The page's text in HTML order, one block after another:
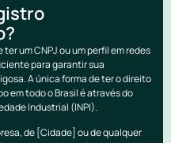
um CNPJ ou um perfil em redes
para garantir sua
A única forma de ter o direito
em todo o Brasil é através do
Industrial (INPI).
de [Cidade] ou de qualquer